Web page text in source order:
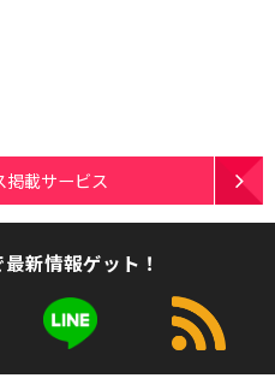
掲載サービス
新情報ゲット！